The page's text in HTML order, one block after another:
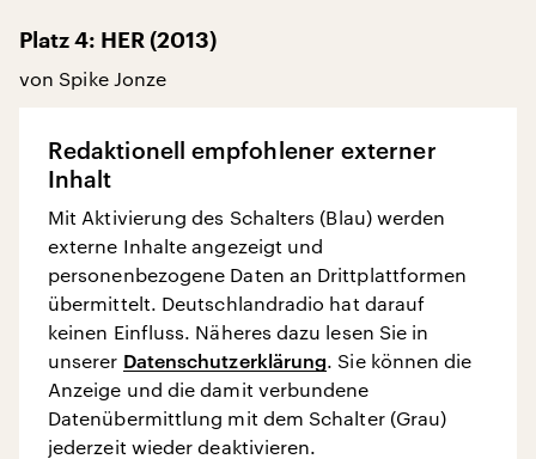
Platz 4: HER (2013)
von Spike Jonze
Redaktionell empfohlener externer
Inhalt
Mit Aktivierung des Schalters (Blau) werden
externe Inhalte angezeigt und
personenbezogene Daten an Drittplattformen
übermittelt. Deutschlandradio hat darauf
keinen Einfluss. Näheres dazu lesen Sie in
unserer Datenschutzerklärung. Sie können die
Anzeige und die damit verbundene
Datenübermittlung mit dem Schalter (Grau)
jederzeit wieder deaktivieren.